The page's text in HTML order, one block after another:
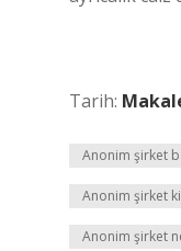
Tarih:
Anonim şirket
Anonim şirket
Anonim şirket